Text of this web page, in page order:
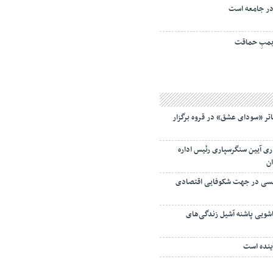
در جامعه است
بمبِ حماقت
«سودای عشق» در قروه برگزار
آیین سنگرسپاری رئیس اداره
در جهت شکوفایی اقتصادی
پاشنه آشیل زندگی‌های
است